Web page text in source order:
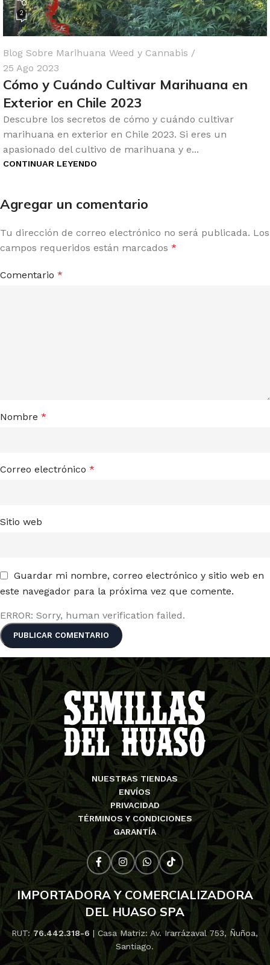
2
Blog Sobre Marihuana Weed y Cannabis
25 Ago 2023
Cómo y Cuándo Cultivar Marihuana en
Exterior en Chile 2023
Descubre los secretos de cómo y cuándo cultivar
marihuana en exterior en Chile 2023. Si eres un
apasionado del cultivo de marihuana y e...
CONTINUAR LEYENDO
Agregar un comentario
Tu dirección de correo electrónico no será publicada. Los
campos requeridos están marcados *
Comentario *
Nombre *
Correo electrónico *
Sitio web
Guardar mi nombre, correo electrónico y sitio web en
este navegador para la próxima vez que comente.
ERROR: Sorry, human verification failed.
NUESTRAS TIENDAS
ENVÍOS
PRIVACIDAD
TÉRMINOS Y CONDICIONES
GARANTÍA
IMPORTADORA Y COMERCIALIZADORA
DEL HUASO SPA
RUT:76.442.318-6 | Casa Matriz: Av. Irarrázaval 753, Ñuñoa,
Santiago.